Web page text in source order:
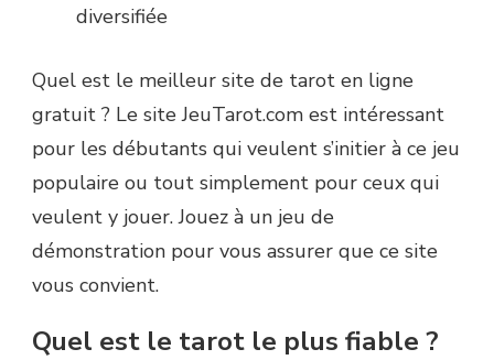
diversifiée
Quel est le meilleur site de tarot en ligne
gratuit ? Le site JeuTarot.com est intéressant
pour les débutants qui veulent s’initier à ce jeu
populaire ou tout simplement pour ceux qui
veulent y jouer. Jouez à un jeu de
démonstration pour vous assurer que ce site
vous convient.
Quel est le tarot le plus fiable ?